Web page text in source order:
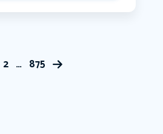
2 … 875